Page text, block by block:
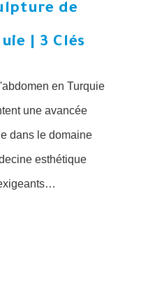
de
| 3 Clés
en Turquie
une avancée
dans le domaine
esthétique